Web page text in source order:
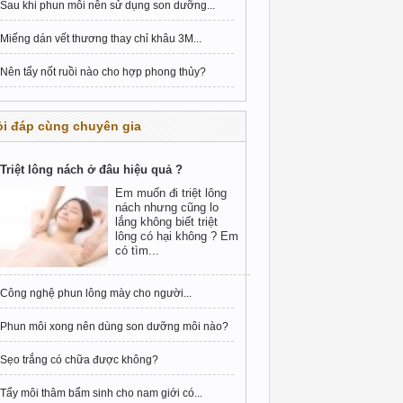
Sau khi phun môi nên sử dụng son dưỡng...
Miếng dán vết thương thay chỉ khâu 3M...
Nên tẩy nốt ruồi nào cho hợp phong thủy?
đáp cùng chuyên gia
Triệt lông nách ở đâu hiệu quả ?
Em muốn đi triệt lông
nách nhưng cũng lo
lắng không biết triệt
lông có hại không ? Em
có tìm...
Công nghệ phun lông mày cho người...
Phun môi xong nên dùng son dưỡng môi nào?
Sẹo trắng có chữa được không?
Tẩy môi thâm bẩm sinh cho nam giới có...